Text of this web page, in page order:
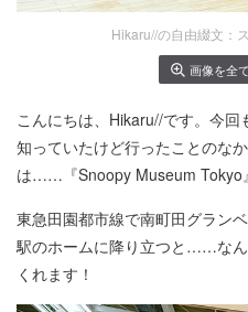
Hikaru//の自由綴文：
画像を全
こんにちは、Hikaru//です。今回
知っていたけど行ったことのな
は……『Snoopy Museum Tokyo
東急田園都市線で南町田グラン
駅のホームに降り立つと……な
くれます！